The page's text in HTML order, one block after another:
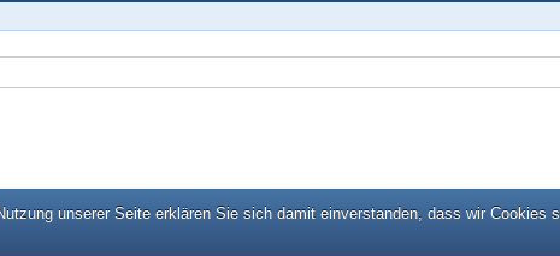
unserer Seite erklären Sie sich damit einverstanden, dass wir Cookies